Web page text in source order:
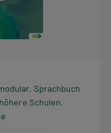
Sprachbuch
Schulen.